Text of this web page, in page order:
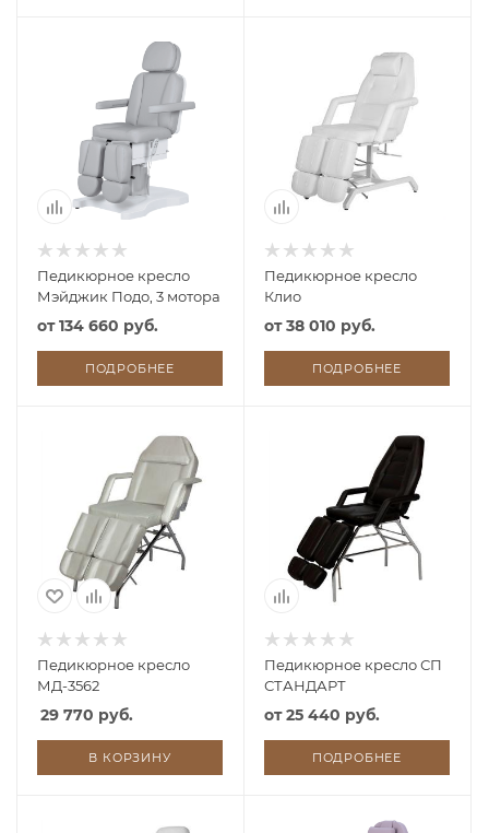
Педикюрное кресло
Мэйджик Подо, 3 мотора
от134 660 руб.
ПОДРОБНЕЕ
Педикюрное кресло
Клио
от38 010 руб.
ПОДРОБНЕЕ
Педикюрное кресло
МД-3562
29 770 руб.
В КОРЗИНУ
Педикюрное кресло СП
СТАНДАРТ
от25 440 руб.
ПОДРОБНЕЕ